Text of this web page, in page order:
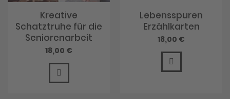
Kreative
Schatztruhe für die
Seniorenarbeit
18,00 €
Lebensspuren
Erzählkarten
18,00 €